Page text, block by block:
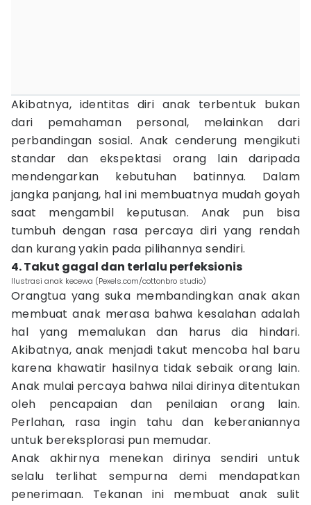
Akibatnya, identitas diri anak terbentuk bukan
dari pemahaman personal, melainkan dari
perbandingan sosial. Anak cenderung mengikuti
standar dan ekspektasi orang lain daripada
mendengarkan kebutuhan batinnya. Dalam
jangka panjang, hal ini membuatnya mudah goyah
saat mengambil keputusan. Anak pun bisa
tumbuh dengan rasa percaya diri yang rendah
dan kurang yakin pada pilihannya sendiri.
4. Takut gagal dan terlalu perfeksionis
Ilustrasi anak kecewa (Pexels.com/cottonbro studio)
Orangtua yang suka membandingkan anak akan
membuat anak merasa bahwa kesalahan adalah
hal yang memalukan dan harus dia hindari.
Akibatnya, anak menjadi takut mencoba hal baru
karena khawatir hasilnya tidak sebaik orang lain.
Anak mulai percaya bahwa nilai dirinya ditentukan
oleh pencapaian dan penilaian orang lain.
Perlahan, rasa ingin tahu dan keberaniannya
untuk bereksplorasi pun memudar.
Anak akhirnya menekan dirinya sendiri untuk
selalu terlihat sempurna demi mendapatkan
penerimaan. Tekanan ini membuat anak sulit